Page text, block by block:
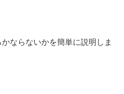
ならないかを簡単に説明しま